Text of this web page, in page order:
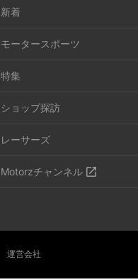
新着
モータースポーツ
特集
ショップ探訪
レーサーズ
Motorzチャンネル
運営会社